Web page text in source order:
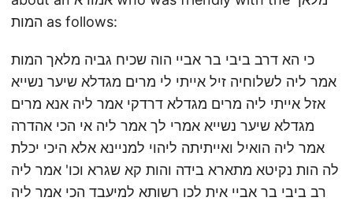
המות as follows:
כי הא דרב ביבי בר אביי הוה שכיח גביה מלאך המות
אמר ליה לשלוחיה זיל אייתי לי מרים מגדלא שיער נשייא
אזל אייתי ליה מרים מגדלא דרדקי אמר ליה אנא מרים
מגדלא שיער נשייא אמרי לך אמר ליה אי הכי אהדרה
אמר ליה הואיל ואייתיתה ליהוי למניינא אלא היכי יכלת
לה הות נקיטא מתארא בידה והות קא שגרא וכו' אמר ליה
רב ביבי בר אביי אית לכו רשותא למיעבד הכי אמר ליה